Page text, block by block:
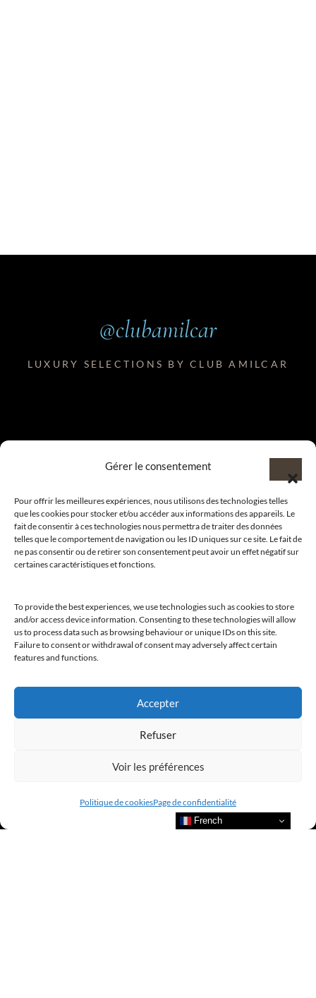
Gérer le consentement
Pour offrir les meilleures expériences, nous utilisons des technologies telles
que les cookies pour stocker et/ou accéder aux informations des appareils. Le
fait de consentir à ces technologies nous permettra de traiter des données
telles que le comportement de navigation ou les ID uniques sur ce site. Le fait de
ne pas consentir ou de retirer son consentement peut avoir un effet négatif sur
certaines caractéristiques et fonctions.
To provide the best experiences, we use technologies such as cookies to store
and/or access device information. Consenting to these technologies will allow
us to process data such as browsing behaviour or unique IDs on this site.
Failure to consent or withdrawal of consent may adversely affect certain
features and functions.
Accepter
Refuser
Voir les préférences
Politique de cookiesPage de confidentialité
@clubamilcar
LUXURY SELECTIONS BY CLUB AMILCAR
French